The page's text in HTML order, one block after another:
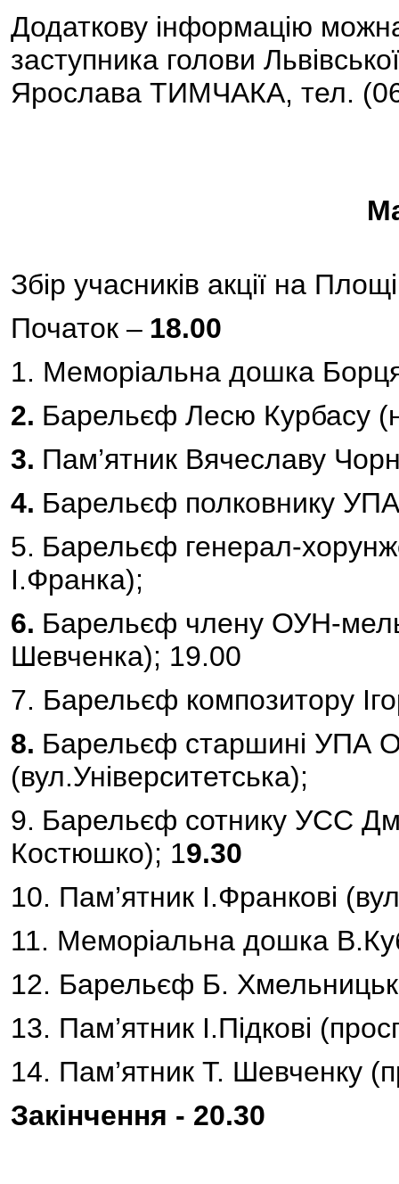
Додаткову інформацію
заступника голови
Ярослава ТИМЧАКА, тел.
Збір учасників акції на
Початок – 18.00
1. Меморіальна дошка
2. Барельєф Лесю Курбасу
3. Пам’ятник Вячеславу
4. Барельєф полковнику
5. Барельєф генерал-
І.Франка);
6. Барельєф члену ОУН-
Шевченка); 19.00
7. Барельєф композитору
8. Барельєф старшині УПА
(вул.Університетська);
9. Барельєф сотнику УСС
Костюшко); 19.30
10. Пам’ятник І.Франкові
11. Меморіальна дошка
12. Барельєф Б.
13. Пам’ятник І.Підкові
14. Пам’ятник Т. Шевченку
Закінчення - 20.30